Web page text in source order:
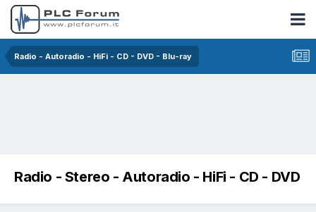
Radio - Autoradio - HiFi - CD - DVD - Blu-ray
Radio - Stereo - Autoradio - HiFi - CD - DVD